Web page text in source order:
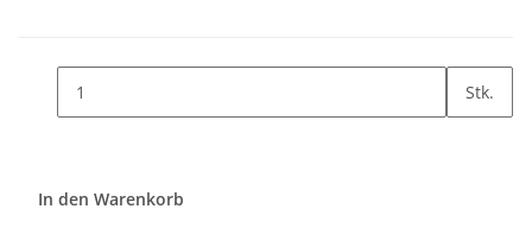
Stk.
In den Warenkorb